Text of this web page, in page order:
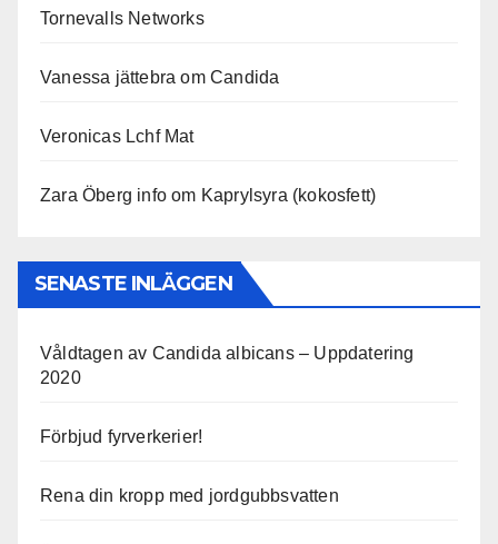
Tornevalls Networks
Vanessa jättebra om Candida
Veronicas Lchf Mat
Zara Öberg info om Kaprylsyra (kokosfett)
SENASTE INLÄGGEN
Våldtagen av Candida albicans – Uppdatering
2020
Förbjud fyrverkerier!
Rena din kropp med jordgubbsvatten